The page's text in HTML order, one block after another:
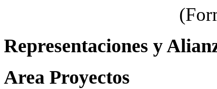
Representaciones y
Area Proyectos